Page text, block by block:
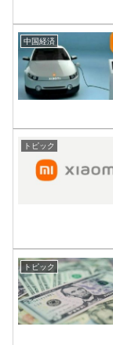
ン』1人当たり
『Money1』
『Money1』
「KDDX」1番艦
韓国がいっちょ
『Money1』
は韓国で『BYD
空港に詰めかけ
掲げる「在韓反
『Money1』
韓
ータセンター整
中国経済
トピック
トピック